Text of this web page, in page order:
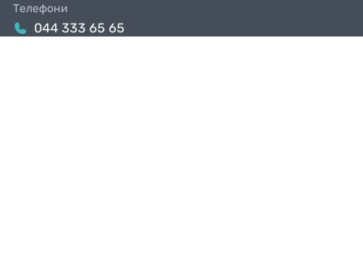
Телефони
044 333 65 65